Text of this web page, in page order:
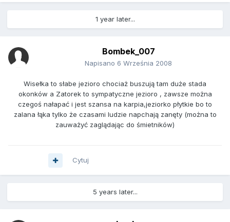
1 year later...
Bombek_007
Napisano 6 Września 2008
Wisełka to słabe jezioro chociaż buszują tam duże stada
okonków a Zatorek to sympatyczne jezioro , zawsze można
czegoś nałapać i jest szansa na karpia,jeziorko płytkie bo to
zalana łąka tylko że czasami ludzie napchają zanęty (można to
zauważyć zaglądając do śmietników)
Cytuj
5 years later...